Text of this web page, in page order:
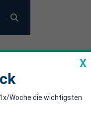
X
Woche die wichtigsten